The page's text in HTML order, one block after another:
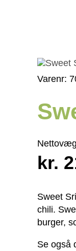
Varenr:
kr.
Sweet
chili.
burger,
Se også